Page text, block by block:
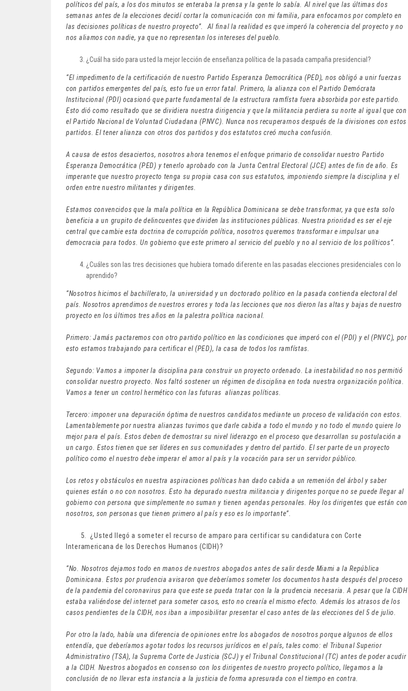
políticos del país, a los dos minutos se enteraba la prensa y la gente lo sabía. Al nivel que las últimas dos
semanas antes de la elecciones decidí cortar la comunicación con mi familia, para enfocarnos por completo en
las decisiones políticas de nuestro proyecto”. Al final la realidad es que imperó la coherencia del proyecto y no
nos aliamos con nadie, ya que no representan los intereses del pueblo.
¿Cuál ha sido para usted la mejor lección de enseñanza política de la pasada campaña presidencial?
“El impedimento de la certificación de nuestro Partido Esperanza Democrática (PED), nos obligó a unir fuerzas
con partidos emergentes del país, esto fue un error fatal. Primero, la alianza con el Partido Demócrata
Institucional (PDI) ocasionó que parte fundamental de la estructura ramfísta fuera absorbida por este partido.
Esto dió como resultado que se dividiera nuestra dirigencia y que la militancia perdiera su norte al igual que con
el Partido Nacional de Voluntad Ciudadana (PNVC). Nunca nos recuperarnos después de la divisiones con estos
partidos. El tener alianza con otros dos partidos y dos estatutos creó mucha confusión.
A causa de estos desaciertos, nosotros ahora tenemos el enfoque primario de consolidar nuestro Partido
Esperanza Democrática (PED) y tenerlo aprobado con la Junta Central Electoral (JCE) antes de fin de año. Es
imperante que nuestro proyecto tenga su propia casa con sus estatutos, imponiendo siempre la disciplina y el
orden entre nuestro militantes y dirigentes.
Estamos convencidos que la mala política en la República Dominicana se debe transformar, ya que esta solo
beneficia a un grupito de delincuentes que dividen las instituciones públicas. Nuestra prioridad es ser el eje
central que cambie esta doctrina de corrupción política, nosotros queremos transformar e impulsar una
democracia para todos. Un gobierno que este primero al servicio del pueblo y no al servicio de los políticos”.
¿Cuáles son las tres decisiones que hubiera tomado diferente en las pasadas elecciones presidenciales con lo
aprendido?
“Nosotros hicimos el bachillerato, la universidad y un doctorado político en la pasada contienda electoral del
país. Nosotros aprendimos de nuestros errores y toda las lecciones que nos dieron las altas y bajas de nuestro
proyecto en los últimos tres años en la palestra política nacional.
Primero: Jamás pactaremos con otro partido político en las condiciones que imperó con el (PDI) y el (PNVC), por
esto estamos trabajando para certificar el (PED), la casa de todos los ramfístas.
Segundo: Vamos a imponer la disciplina para construir un proyecto ordenado. La inestabilidad no nos permitió
consolidar nuestro proyecto. Nos faltó sostener un régimen de disciplina en toda nuestra organización política.
Vamos a tener un control hermético con las futuras alianzas políticas.
Tercero: imponer una depuración óptima de nuestros candidatos mediante un proceso de validación con estos.
Lamentablemente por nuestra alianzas tuvimos que darle cabida a todo el mundo y no todo el mundo quiere lo
mejor para el país. Estos deben de demostrar su nivel liderazgo en el proceso que desarrollan su postulación a
un cargo. Estos tienen que ser líderes en sus comunidades y dentro del partido. El ser parte de un proyecto
político como el nuestro debe imperar el amor al país y la vocación para ser un servidor público.
Los retos y obstáculos en nuestra aspiraciones políticas han dado cabida a un remenión del árbol y saber
quienes están o no con nosotros. Esto ha depurado nuestra militancia y dirigentes porque no se puede llegar al
gobierno con persona que simplemente no suman y tienen agendas personales. Hoy los dirigentes que están con
nosotros, son personas que tienen primero al país y eso es lo importante”.
5. ¿Usted llegó a someter el recurso de amparo para certificar su candidatura con Corte
Interamericana de los Derechos Humanos (CIDH)?
“No. Nosotros dejamos todo en manos de nuestros abogados antes de salir desde Miami a la República
Dominicana. Estos por prudencia avisaron que deberíamos someter los documentos hasta después del proceso
de la pandemia del coronavirus para que este se pueda tratar con la la prudencia necesaria. A pesar que la CIDH
estaba valiéndose del internet para someter casos, esto no crearía el mismo efecto. Además los atrasos de los
casos pendientes de la CIDH, nos iban a imposibilitar presentar el caso antes de las elecciones del 5 de julio.
Por otro la lado, había una diferencia de opiniones entre los abogados de nosotros porque algunos de ellos
entendía, que deberíamos agotar todos los recursos jurídicos en el país, tales como: el Tribunal Superior
Administrativo (TSA), la Suprema Corte de Justicia (SCJ) y el Tribunal Constitucional (TC) antes de poder acudir
a la CIDH. Nuestros abogados en consenso con los dirigentes de nuestro proyecto político, llegamos a la
conclusión de no llevar esta instancia a la justicia de forma apresurada con el tiempo en contra.